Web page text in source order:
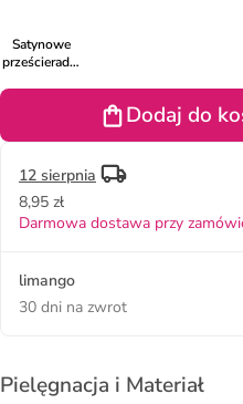
Satynowe
prześcieradło
Dodaj do
12 sierpnia
8,95 zł
Darmowa dostawa przy
limango
30 dni na zwrot
Pielęgnacja i Materiał